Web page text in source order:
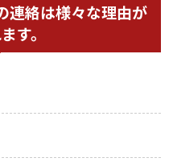
連絡は様々な理由が
す。